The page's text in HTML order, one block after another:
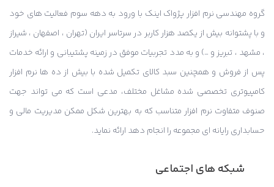
گروه مهندسی نرم افزار پژواک اینک با ورود به دهه سوم فعالیت های خود
و با پشتوانه بیش از یکصد هزار کاربر در سرتاسر ایران (تهران ، اصفهان ، شیراز
، مشهد ، تبریز و …) و به مدد تجربیات موفق در زمینه پشتیبانی و ارائه خدمات
پس از فروش و همچنین سبد کالای تکمیل شده با بیش از ده ها نرم افزار
کامپیوتری تخصصی شده مشاغل مختلف، مدعی است که می تواند جهت
صنوف متفاوت نرم افزار متناسب که به بهترین شکل ممکن مدیریت مالی و
حسابداری رایانه ای مجموعه را انجام دهد ارائه نماید.
شبکه های اجتماعی